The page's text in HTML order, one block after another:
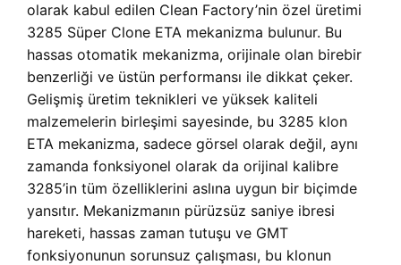
olarak kabul edilen Clean Factory’nin özel üretimi
3285 Süper Clone ETA mekanizma bulunur. Bu
hassas otomatik mekanizma, orijinale olan birebir
benzerliği ve üstün performansı ile dikkat çeker.
Gelişmiş üretim teknikleri ve yüksek kaliteli
malzemelerin birleşimi sayesinde, bu 3285 klon
ETA mekanizma, sadece görsel olarak değil, aynı
zamanda fonksiyonel olarak da orijinal kalibre
3285’in tüm özelliklerini aslına uygun bir biçimde
yansıtır. Mekanizmanın pürüzsüz saniye ibresi
hareketi, hassas zaman tutuşu ve GMT
fonksiyonunun sorunsuz çalışması, bu klonun